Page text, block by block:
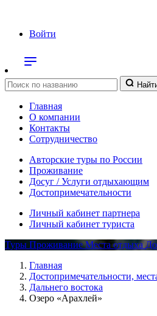
Войти
Главная
О компании
Контакты
Сотрудничество
Авторские туры по России
Проживание
Досуг / Услуги отдыхающим
Достопримечательности
Личный кабинет партнера
Личный кабинет туриста
Туры ПроживаниеМеста отдыха
Главная
Достопримечательности,
Дальнего востока
Озеро «Арахлей»